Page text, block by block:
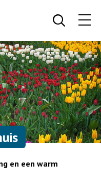
en een warm